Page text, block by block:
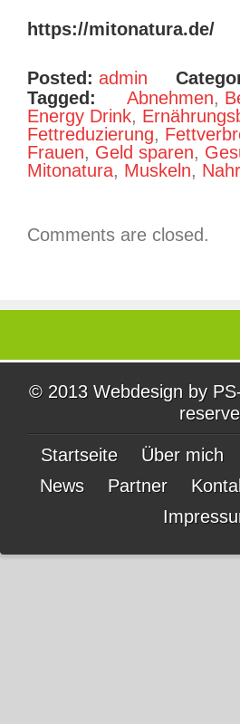
https://mitonatura.de/
Posted: admin
Tagged:
Abnehmen,
Energy Drink,
Fettreduzierung,
Frauen, Geld sparen,
Mitonatura, Muskeln,
Comments are closed.
© 2013 Webdesign by
Startseite Über mich
News
Partner